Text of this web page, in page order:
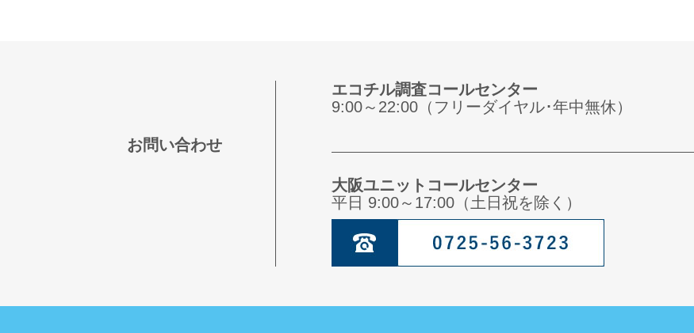
お問い合わせ
エコチル調査コールセンター
9:00～22:00（フリーダイヤル･年中無休）
大阪ユニットコールセンター
平日 9:00～17:00（土日祝を除く）